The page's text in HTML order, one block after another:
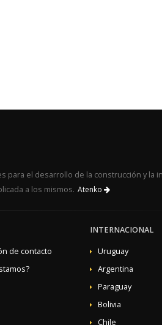
para el desarrollo de la construcción y la
a los mismos. Atenko
de contacto
INTERNACIONAL
Uruguay
Argentina
Paraguay
Bolivia
Chile